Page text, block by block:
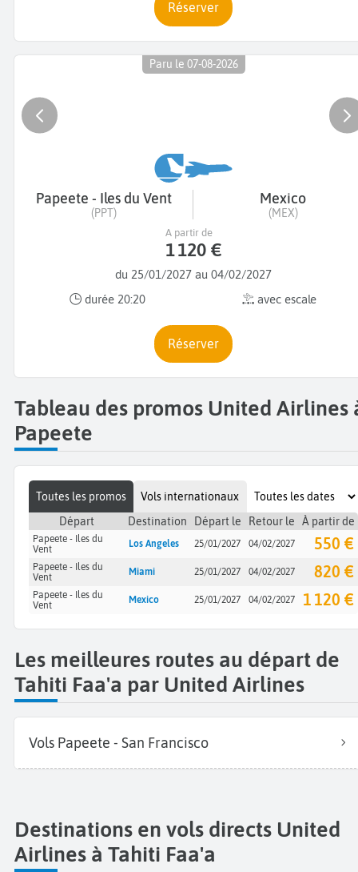
Réserver
Paru le 07-08-2026
Papeete - Iles du Vent
(PPT)
Mexico
(MEX)
du 25/01/2027 au 04/02/2027
durée 20:20
avec escale
A partir de
1 120 €
Réserver
Tableau des promos United Airlines
Papeete
Toutes les promos
Vols internationaux
Départ
Destination Départ le Retour le À partir de
Papeete - Iles du
Vent
Los Angeles 25/01/2027 04/02/2027 550 €
Papeete - Iles du
Vent
Miami 25/01/2027 04/02/2027 820 €
Papeete - Iles du
Vent
Mexico 25/01/2027 04/02/2027 1 120 €
Les meilleures routes au départ de
Tahiti Faa'a par United Airlines
Vols Papeete - San Francisco
Destinations en vols directs United
Airlines à Tahiti Faa'a